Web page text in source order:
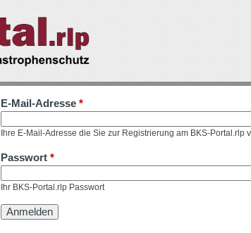
E-Mail-Adresse*
Ihre E-Mail-Adresse die Sie zur Registrierung am BKS-Portal.rlp
Passwort*
Ihr BKS-Portal.rlp Passwort